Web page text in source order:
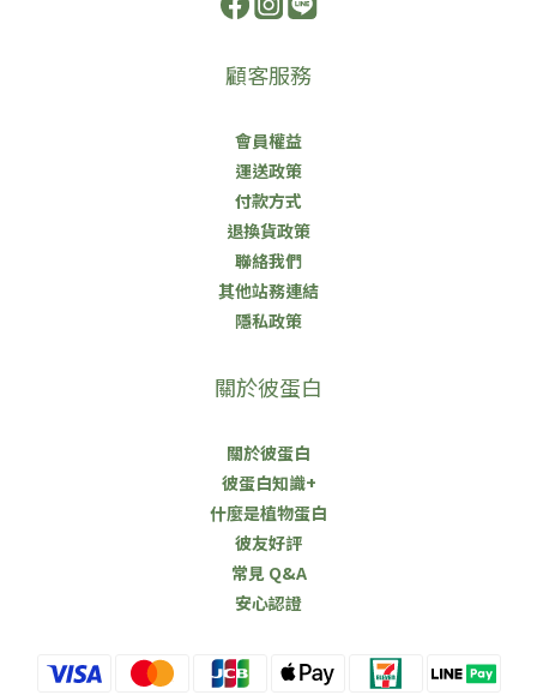
顧客服務
會員權益
運送政策
付款方式
退換貨政策
聯絡我們
其他站務連結
隱私政策
關於彼蛋白
關於彼蛋白
彼蛋白知識+
什麼是植物蛋白
彼友好評
常見 Q&A
安心認證